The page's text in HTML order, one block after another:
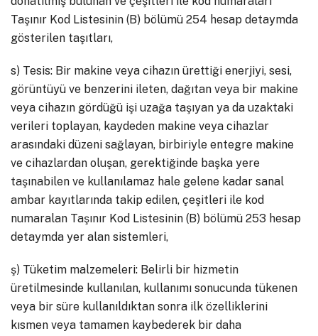
Taşınır Kod Listesinin (B) bölümü 254 hesap detaymda
gösterilen taşıtları,
s) Tesis: Bir makine veya cihazın ürettiği enerjiyi, sesi,
görüntüyü ve benzerini ileten, dağıtan veya bir makine
veya cihazın gördüğü işi uzağa taşıyan ya da uzaktaki
verileri toplayan, kaydeden makine veya cihazlar
arasındaki düzeni sağlayan, birbiriyle entegre makine
ve cihazlardan oluşan, gerektiğinde başka yere
taşınabilen ve kullanılamaz hale gelene kadar sanal
ambar kayıtlarında takip edilen, çeşitleri ile kod
numaralan Taşınır Kod Listesinin (B) bölümü 253 hesap
detaymda yer alan sistemleri,
ş) Tüketim malzemeleri: Belirli bir hizmetin
üretilmesinde kullanılan, kullanımı sonucunda tükenen
veya bir süre kullanıldıktan sonra ilk özelliklerini
kısmen veya tamamen kaybederek bir daha